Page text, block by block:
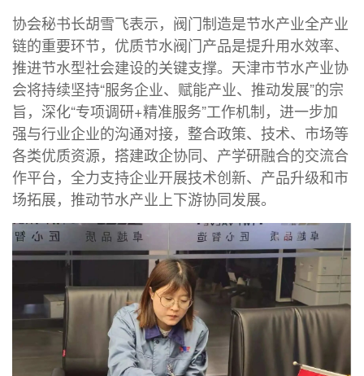
协会秘书长胡雪飞表示，阀门制造是节水产业全产业
链的重要环节，优质节水阀门产品是提升用水效率、
推进节水型社会建设的关键支撑。天津市节水产业协
会将持续坚持“服务企业、赋能产业、推动发展”的宗
旨，深化“专项调研+精准服务”工作机制，进一步加
强与行业企业的沟通对接，整合政策、技术、市场等
各类优质资源，搭建政企协同、产学研融合的交流合
作平台，全力支持企业开展技术创新、产品升级和市
场拓展，推动节水产业上下游协同发展。